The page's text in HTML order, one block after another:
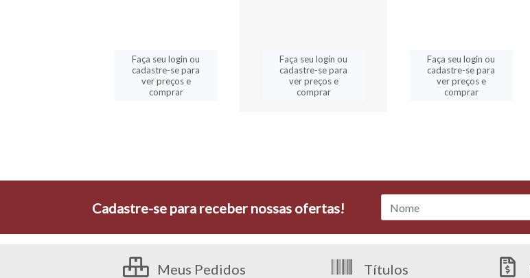
Faça seu login ou
cadastre-se para
ver preços e
comprar
Faça seu login ou
cadastre-se para
ver preços e
comprar
Faça seu login ou
cadastre-se para
ver preços e
comprar
Cadastre-se para receber nossas ofertas!
Meus Pedidos Títulos